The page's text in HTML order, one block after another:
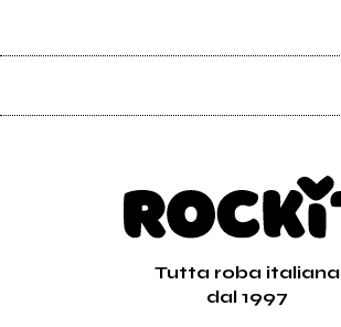
Tutta roba italiana
dal 1997